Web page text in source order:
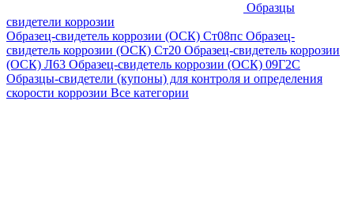
Образцы
свидетели коррозии
Образец-свидетель коррозии (ОСК) Ст08пс Образец-
свидетель коррозии (ОСК) Ст20 Образец-свидетель коррозии
(ОСК) Л63 Образец-свидетель коррозии (ОСК) 09Г2С
Образцы-свидетели (купоны) для контроля и определения
скорости коррозии Все категории